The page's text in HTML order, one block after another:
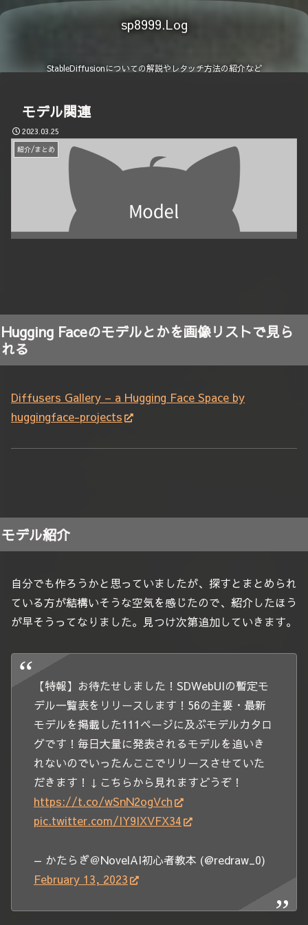
sp8999.Log
StableDiffusionについての解説やレタッチ方法の紹介など
モデル関連
紹介/まとめ
2023.03.25
Hugging Faceのモデルとかを画像リストで見ら
れる
Diffusers Gallery – a Hugging Face Space by
huggingface-projects
モデル紹介
自分でも作ろうかと思っていましたが、探すとまとめられ
ている方が結構いそうな空気を感じたので、紹介したほう
が早そうってなりました。見つけ次第追加していきます。
【特報】 お待たせしました！ SDWebUIの暫定モ
デル一覧表をリリースします！ 56の主要・最新
モデルを掲載した111ページに及ぶモデルカタロ
グです！ 毎日大量に発表されるモデルを追いき
れないのでいったんここでリリースさせていた
だきます！ ↓こちらから見れますどうぞ！
https://t.co/wSnN2ogVch
pic.twitter.com/IY9IXVFX34
— かたらぎ＠NovelAI初心者教本 (@redraw_0)
February 13, 2023